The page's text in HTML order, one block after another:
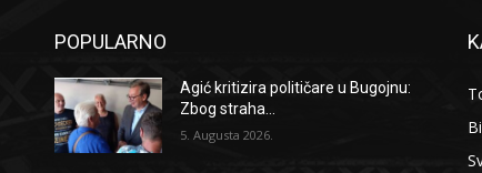
POPULARNO
Agić kritizira političare u Bugojnu:
Zbog straha...
5. Augusta 2026.